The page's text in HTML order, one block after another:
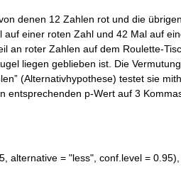
denen 12 Zahlen rot und die
einer roten Zahl und 42 Mal auf
an roter Zahlen auf dem Roulette-
liegen geblieben ist. Die
(Alternativhypothese) testet sie
entsprechenden p-Wert auf 3
alternative = "less", conf.level =